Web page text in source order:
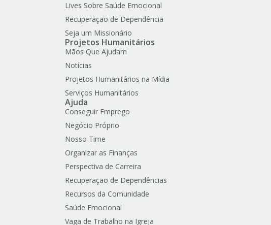
Lives Sobre Saúde Emocional
Recuperação de Dependência
Seja um Missionário
Projetos Humanitários
Mãos Que Ajudam
Notícias
Projetos Humanitários na Mídia
Serviços Humanitários
Ajuda
Conseguir Emprego
Negócio Próprio
Nosso Time
Organizar as Finanças
Perspectiva de Carreira
Recuperação de Dependências
Recursos da Comunidade
Saúde Emocional
Vaga de Trabalho na Igreja